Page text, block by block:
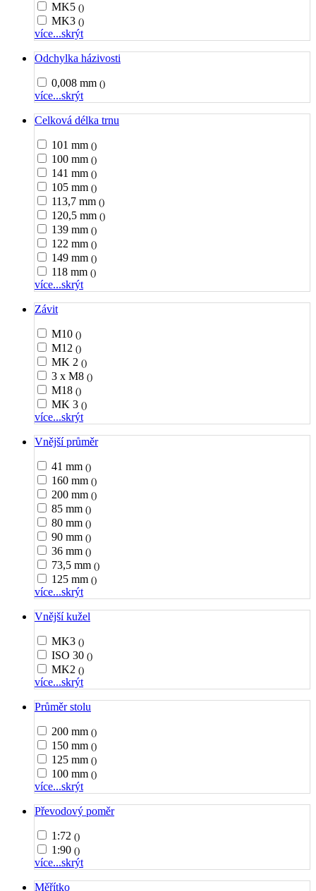
MK5 ()
MK3 ()
více...skrýt
Odchylka házivosti
0,008 mm ()
více...skrýt
Celková délka trnu
101 mm ()
100 mm ()
141 mm ()
105 mm ()
113,7 mm ()
120,5 mm ()
139 mm ()
122 mm ()
149 mm ()
118 mm ()
více...skrýt
Závit
M10 ()
M12 ()
MK 2 ()
3 x M8 ()
M18 ()
MK 3 ()
více...skrýt
Vnější průměr
41 mm ()
160 mm ()
200 mm ()
85 mm ()
80 mm ()
90 mm ()
36 mm ()
73,5 mm ()
125 mm ()
více...skrýt
Vnější kužel
MK3 ()
ISO 30 ()
MK2 ()
více...skrýt
Průměr stolu
200 mm ()
150 mm ()
125 mm ()
100 mm ()
více...skrýt
Převodový poměr
1:72 ()
1:90 ()
více...skrýt
Měřítko